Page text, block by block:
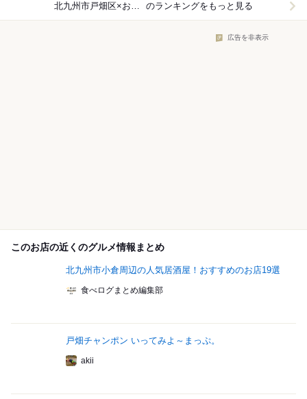
北九州市戸畑区×お好み焼き のランキングをもっと見る
広告を非表示
このお店の近くのグルメ情報まとめ
北九州市小倉周辺の人気居酒屋！おすすめのお店19選
食べログまとめ編集部
戸畑チャンポン いってみよ～まっぷ。
akii